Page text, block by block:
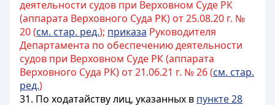
деятельности судов при Верховном Суде РК
(аппарата Верховного Суда РК) от 25.08.20 г. №
20 (см. стар. ред.); приказа Руководителя
Департамента по обеспечению деятельности
судов при Верховном Суде РК (аппарата
Верховного Суда РК) от 21.06.21 г. № 26 (см. стар.
ред.)
31. По ходатайству лиц, указанных в пункте 28